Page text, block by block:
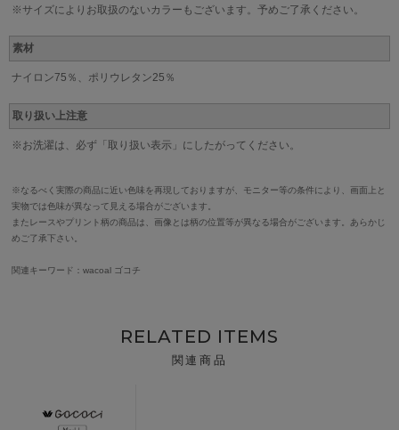
※サイズによりお取扱のないカラーもございます。予めご了承ください。
素材
ナイロン75％、ポリウレタン25％
取り扱い上注意
※お洗濯は、必ず「取り扱い表示」にしたがってください。
※なるべく実際の商品に近い色味を再現しておりますが、モニター等の条件により、画面上と
実物では色味が異なって見える場合がございます。
またレースやプリント柄の商品は、画像とは柄の位置等が異なる場合がございます。あらかじ
めご了承下さい。
関連キーワード：wacoal ゴコチ
RELATED ITEMS
関連商品